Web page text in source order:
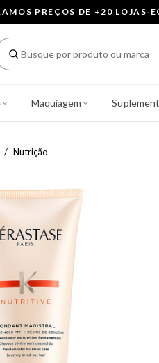
PREÇOS DE +20 LOJAS·
Maquiagem
Nutrição